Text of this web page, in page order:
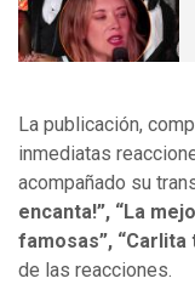
La publicación,
inmediatas
acompañado su
encanta!”, “La
famosas”, “Carlita
de las reacciones.